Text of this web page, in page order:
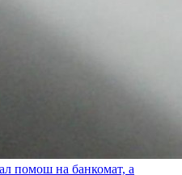
на банкомат, а